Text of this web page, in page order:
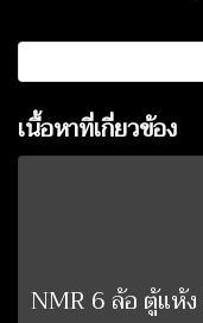
เนื้อหาที่เกี่ยวข้อง
NMR 6 ล้อ ตู้แห้